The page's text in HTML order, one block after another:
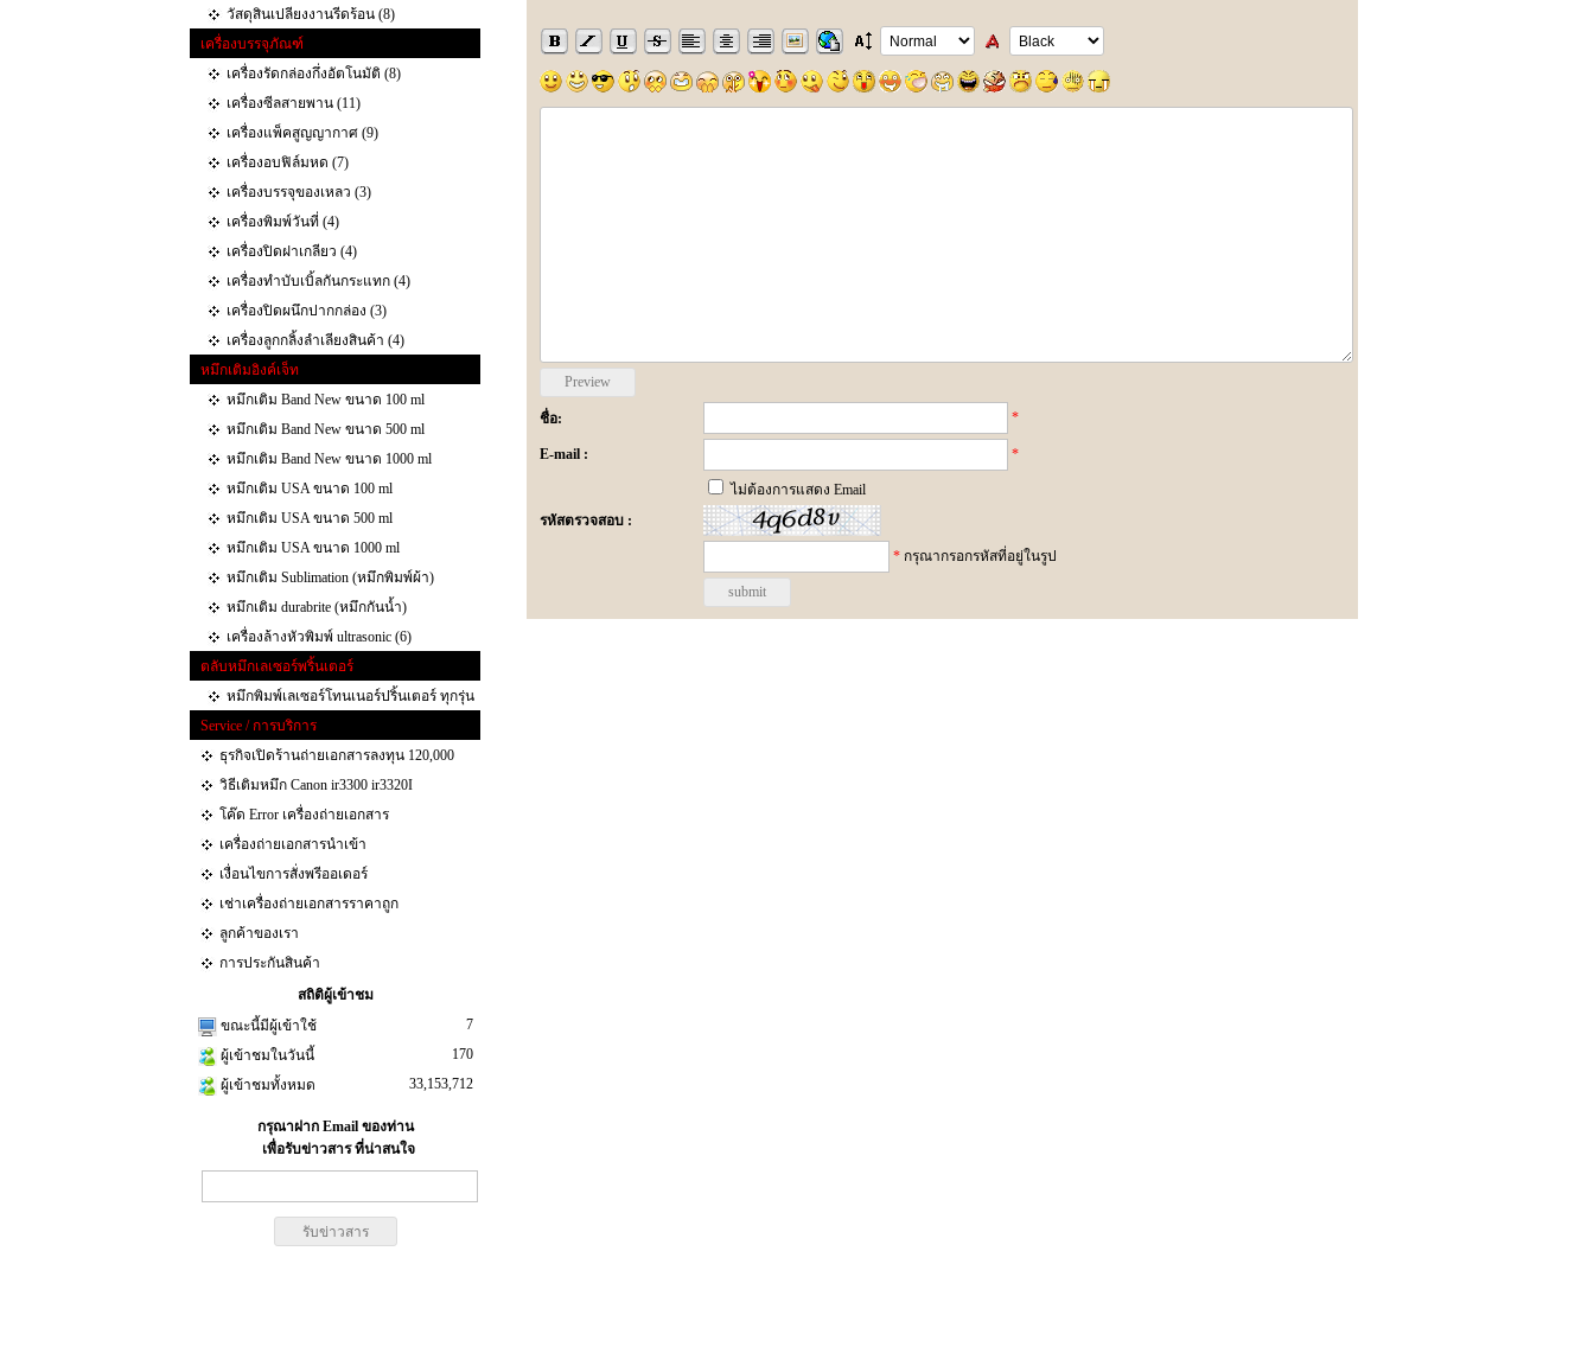
วัสดุสินเปลียงงานรีดร้อน (8)
เครื่องบรรจุภัณฑ์
เครื่องรัดกล่องกึ่งอัตโนมัติ (8)
เครื่องซีลสายพาน (11)
เครื่องแพ็คสูญญากาศ (9)
เครื่องอบฟิล์มหด (7)
เครื่องบรรจุของเหลว (3)
เครื่องพิมพ์วันที่ (4)
เครื่องปิดฝาเกลียว (4)
เครื่องทำบับเบิ้ลกันกระแทก‎ (4)
เครื่องปิดผนึกปากกล่อง (3)
เครื่องลูกกลิ้งลำเลียงสินค้า (4)
หมึกเติมอิงค์เจ็ท
หมึกเติม Band New ขนาด 100 ml
หมึกเติม Band New ขนาด 500 ml
หมึกเติม Band New ขนาด 1000 ml
หมึกเติม USA ขนาด 100 ml
หมึกเติม USA ขนาด 500 ml
หมึกเติม USA ขนาด 1000 ml
หมึกเติม Sublimation (หมึกพิมพ์ผ้า)
หมึกเติม durabrite (หมึกกันน้ำ)
เครื่องล้างหัวพิมพ์ ultrasonic (6)
ตลับหมึกเลเซอร์พริ้นเตอร์
หมึกพิมพ์เลเซอร์โทนเนอร์ปริ้นเตอร์ ทุกรุ่น
Service / การบริการ
ธุรกิจเปิดร้านถ่ายเอกสารลงทุน 120,000
วิธีเติมหมึก Canon ir3300 ir3320I
โค๊ด Error เครื่องถ่ายเอกสาร
เครื่องถ่ายเอกสารนำเข้า
เงื่อนไขการสั่งพรีออเดอร์
เช่าเครื่องถ่ายเอกสารราคาถูก
ลูกค้าของเรา
การประกันสินค้า
สถิติผู้เข้าชม
ขณะนี้มีผู้เข้าใช้
7
ผู้เข้าชมในวันนี้
170
ผู้เข้าชมทั้งหมด
33,153,712
กรุณาฝาก Email ของท่าน
เพื่อรับข่าวสาร ที่น่าสนใจ
ชื่อ: *
E-mail : *
ไม่ต้องการแสดง Email
รหัสตรวจสอบ :
*กรุณากรอกรหัสที่อยู่ในรูป